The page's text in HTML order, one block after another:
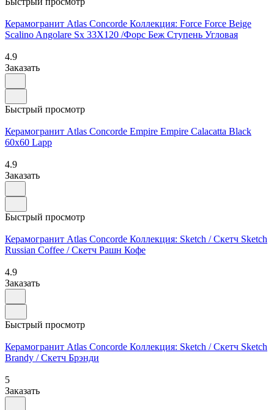
Керамогранит Atlas Concorde Коллекция: Force Force Beige
Scalino Angolare Sx 33X120 /Форс Беж Ступень Угловая
4.9
Заказать
Быстрый просмотр
Керамогранит Atlas Concorde Empire Empire Calacatta Black
60x60 Lapp
4.9
Заказать
Быстрый просмотр
Керамогранит Atlas Concorde Коллекция: Sketch / Скетч Sketch
Russian Coffee / Скетч Рашн Кофе
4.9
Заказать
Быстрый просмотр
Керамогранит Atlas Concorde Коллекция: Sketch / Скетч Sketch
Brandy / Скетч Брэнди
5
Заказать